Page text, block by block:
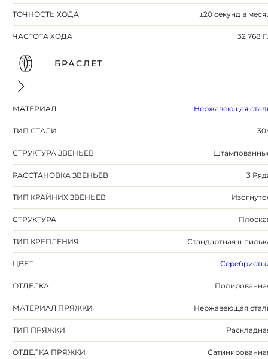
ТОЧНОСТЬ ХОДА ±20 секунд в
ЧАСТОТА ХОДА 32 768
БРАСЛЕТ
МАТЕРИАЛ Нержавеющая
ТИП СТАЛИ
СТРУКТУРА ЗВЕНЬЕВ
РАССТАНОВКА ЗВЕНЬЕВ 3
ТИП КРАЙНИХ ЗВЕНЬЕВ
СТРУКТУРА
ТИП КРЕПЛЕНИЯ Стандартная
ЦВЕТ
ОТДЕЛКА
МАТЕРИАЛ ПРЯЖКИ Нержавеющая
ТИП ПРЯЖКИ
ОТДЕЛКА ПРЯЖКИ